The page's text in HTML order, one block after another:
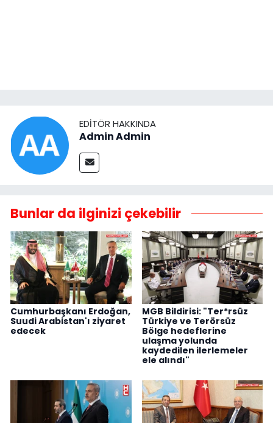
EDITÖR HAKKINDA
Admin Admin
Bunlar da ilginizi çekebilir
Cumhurbaşkanı Erdoğan,
Suudi Arabistan'ı ziyaret
edecek
MGB Bildirisi: "Ter*rsüz
Türkiye ve Terörsüz
Bölge hedeflerine
ulaşma yolunda
kaydedilen ilerlemeler
ele alındı"